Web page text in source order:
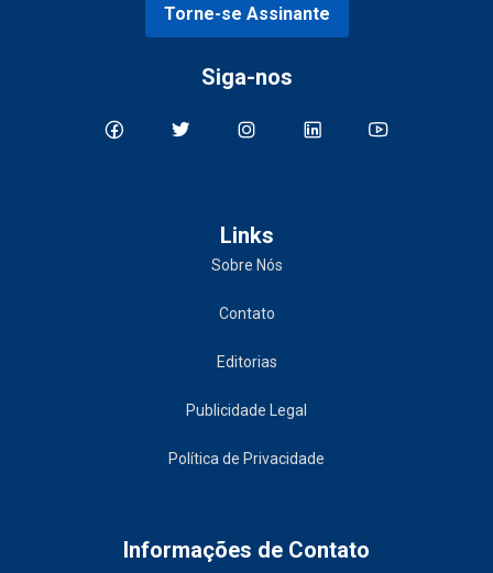
Torne-se Assinante
Siga-nos
Links
Sobre Nós
Contato
Editorias
Publicidade Legal
Política de Privacidade
Informações de Contato